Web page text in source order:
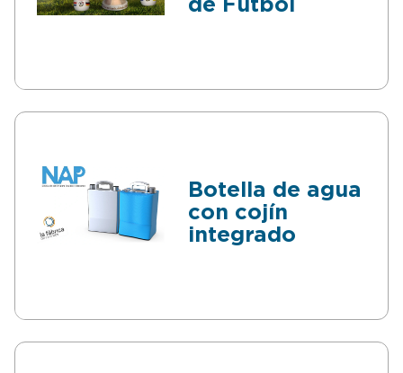
de Fútbol
Botella de agua
con cojín
integrado